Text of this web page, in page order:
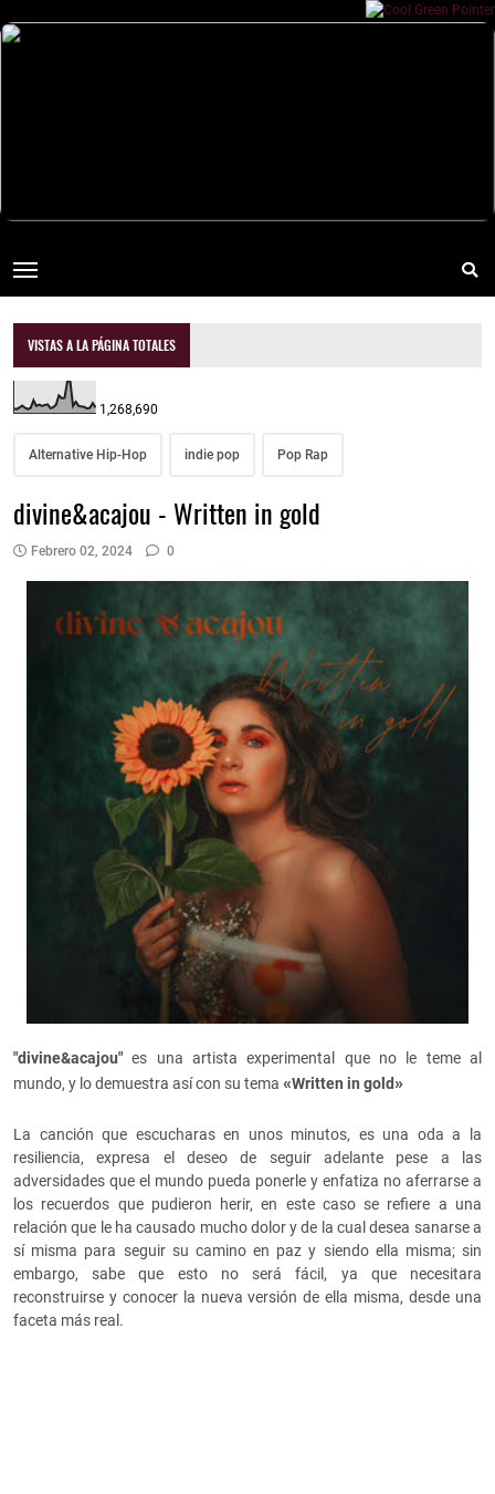
VISTAS A LA PÁGINA TOTALES
1,268,690
Alternative Hip-Hop indie pop Pop Rap
divine&acajou - Written in gold
Febrero 02, 2024 0
"divine&acajou"es una artista experimental que no le teme al
mundo, y lo demuestra así con su tema «Written in gold»
La canción que escucharas en unos minutos, es una oda a la
resiliencia, expresa el deseo de seguir adelante pese a las
adversidades que el mundo pueda ponerle y enfatiza no aferrarse a
los recuerdos que pudieron herir, en este caso se refiere a una
relación que le ha causado mucho dolor y de la cual desea sanarse a
sí misma para seguir su camino en paz y siendo ella misma; sin
embargo, sabe que esto no será fácil, ya que necesitara
reconstruirse y conocer la nueva versión de ella misma, desde una
faceta más real.